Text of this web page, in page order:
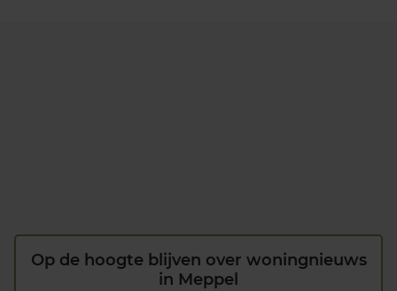
Op de hoogte blijven over woningnieuws
in Meppel